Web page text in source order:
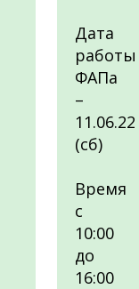
Дата
работы
ФАПа
–
11.06.22
(сб)
Время
с
10:00
до
16:00